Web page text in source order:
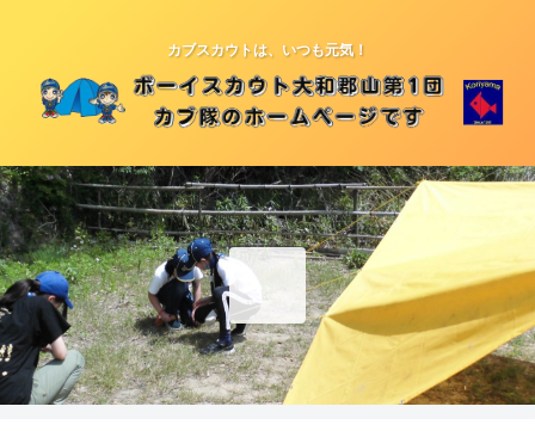
カブスカウトは、いつも元気！